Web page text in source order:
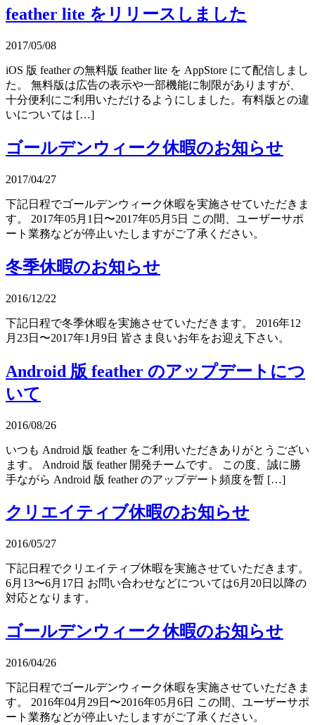
feather lite をリリースしました
2017/05/08
iOS 版 feather の無料版 feather lite を AppStore にて配信しまし
た。 無料版は広告の表示や一部機能に制限がありますが、
十分便利にご利用いただけるようにしました。有料版との違
いについては […]
ゴールデンウィーク休暇のお知らせ
2017/04/27
下記日程でゴールデンウィーク休暇を実施させていただきま
す。 2017年05月1日〜2017年05月5日 この間、ユーザーサポ
ート業務などが停止いたしますがご了承ください。
冬季休暇のお知らせ
2016/12/22
下記日程で冬季休暇を実施させていただきます。 2016年12
月23日〜2017年1月9日 皆さま良いお年をお迎え下さい。
Android 版 feather のアップデートにつ
いて
2016/08/26
いつも Android 版 feather をご利用いただきありがとうござい
ます。 Android 版 feather 開発チームです。 この度、誠に勝
手ながら Android 版 feather のアップデート頻度を暫 […]
クリエイティブ休暇のお知らせ
2016/05/27
下記日程でクリエイティブ休暇を実施させていただきます。
6月13〜6月17日 お問い合わせなどについては6月20日以降の
対応となります。
ゴールデンウィーク休暇のお知らせ
2016/04/26
下記日程でゴールデンウィーク休暇を実施させていただきま
す。 2016年04月29日〜2016年05月6日 この間、ユーザーサポ
ート業務などが停止いたしますがご了承ください。